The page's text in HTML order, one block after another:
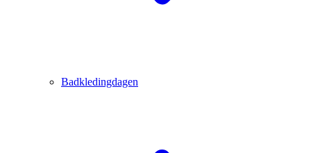
Badkledingdagen